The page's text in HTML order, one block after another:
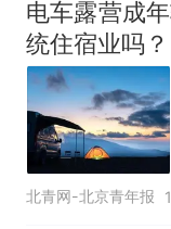
电车露营成
统住宿业吗？
北青网-北京青年报